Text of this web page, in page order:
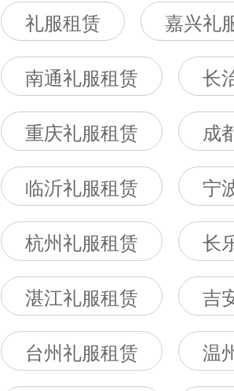
礼服租赁
嘉兴礼
南通礼服租赁
长
重庆礼服租赁
成
临沂礼服租赁
宁
杭州礼服租赁
长
湛江礼服租赁
吉
台州礼服租赁
温